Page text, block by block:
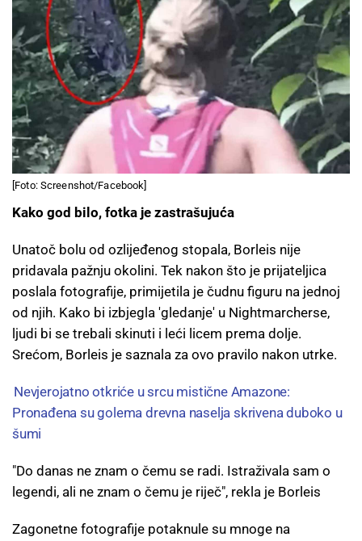
[Foto: Screenshot/Facebook]
Kako god bilo, fotka je zastrašujuća
Unatoč bolu od ozlijeđenog stopala, Borleis nije
pridavala pažnju okolini. Tek nakon što je prijateljica
poslala fotografije, primijetila je čudnu figuru na jednoj
od njih. Kako bi izbjegla 'gledanje' u Nightmarcherse,
ljudi bi se trebali skinuti i leći licem prema dolje.
Srećom, Borleis je saznala za ovo pravilo nakon utrke.
Nevjerojatno otkriće u srcu mistične Amazone:
Pronađena su golema drevna naselja skrivena duboko u
šumi
"Do danas ne znam o čemu se radi. Istraživala sam o
legendi, ali ne znam o čemu je riječ", rekla je Borleis
Zagonetne fotografije potaknule su mnoge na